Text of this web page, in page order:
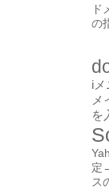
ド
の
i
メ
を
定
ス